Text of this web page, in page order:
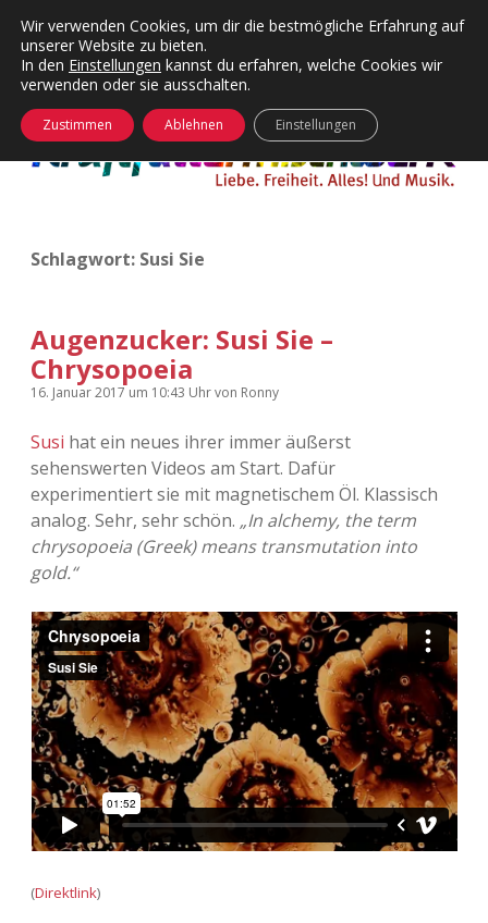
Kategorien
Menü
24 Hours Chilling
Die Wende
KFMW-Disco
Kopfkinomusik
Täglicher Sinnwahn
Visuelles
KFMW-Disco
Dates
öffnen
Adventskalender 2010
Adventskalender 2012
Adventskalender 2013
Adventskalender 2015
Adventskalender 2016
Adventskalender 2017
Adventskalender 2018
facebook
öffnen
Schlagwort: Susi Sie
Augenzucker: Susi Sie –
Chrysopoeia
16. Januar 2017 um 10:43 Uhrvon Ronny
Susi hat ein neues ihrer immer äußerst
sehenswerten Videos am Start. Dafür
experimentiert sie mit magnetischem Öl. Klassisch
analog. Sehr, sehr schön. „In alchemy, the term
chrysopoeia (Greek) means transmutation into
gold.“
(Direktlink)
Wir verwenden Cookies, um dir die bestmögliche Erfahrung auf
unserer Website zu bieten.
In den Einstellungen kannst du erfahren, welche Cookies wir
verwenden oder sie ausschalten.
Zustimmen Ablehnen Einstellungen